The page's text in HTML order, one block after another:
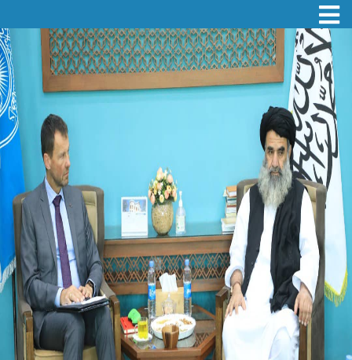
Skip
to
main
content
Toggle navigation